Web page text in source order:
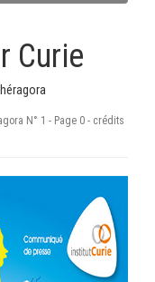
Curie
N° 1 - Page 0 - crédits